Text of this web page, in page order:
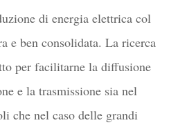
di energia elettrica col
e ben consolidata. La ricerca
per facilitarne la diffusione
e la trasmissione sia nel
che nel caso delle grandi